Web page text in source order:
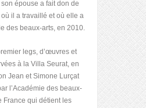
épouse a fait don de
où il a travaillé et où elle a
des beaux-arts, en 2010.
legs, d’œuvres et
à la Villa Seurat, en
Jean et Simone Lurçat
l’Académie des beaux-
France qui détient les